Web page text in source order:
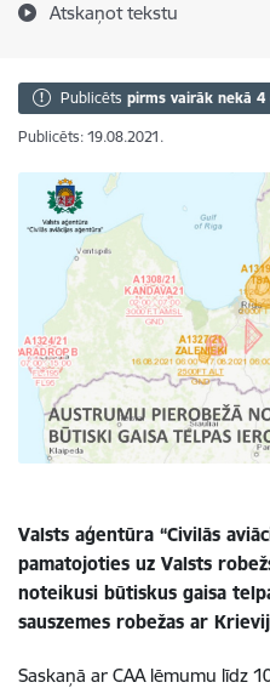
Atskaņot tekstu
Publicēts pirms vairāk nekā 4
Publicēts: 19.08.2021.
Valsts aģentūra “Civilās
pamatojoties uz Valsts
noteikusi būtiskus gaisa
sauszemes robežas ar
Saskaņā ar CAA lēmumu līdz